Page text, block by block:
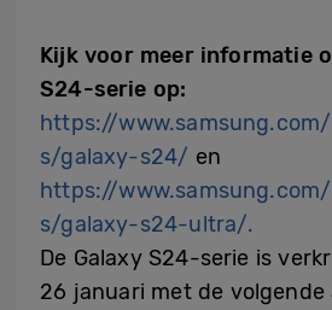
Kijk voor meer informatie
S24-serie op:
https://
s/galaxy-s24/ en
https://
s/galaxy-s24-ultra/.
De Galaxy S24-serie is
26 januari met de volgende